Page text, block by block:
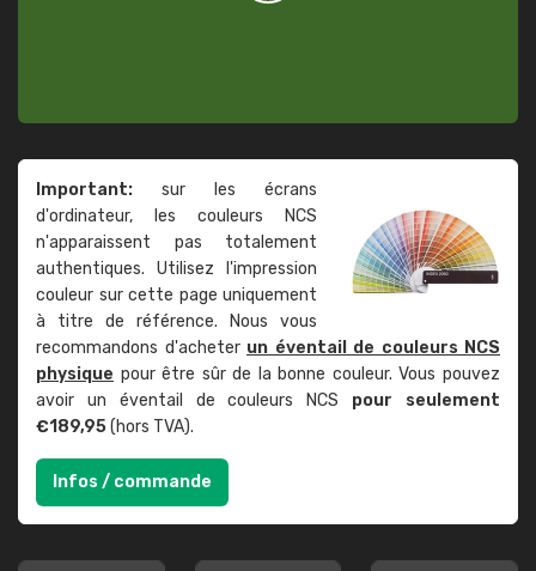
Important: sur les écrans
d'ordinateur, les couleurs NCS
n'apparaissent pas totalement
authentiques. Utilisez l'impression
couleur sur cette page uniquement
à titre de référence. Nous vous
recommandons d'acheter un éventail de couleurs NCS
physique pour être sûr de la bonne couleur. Vous pouvez
avoir un éventail de couleurs NCS pour seulement
€189,95(hors TVA).
Infos / commande